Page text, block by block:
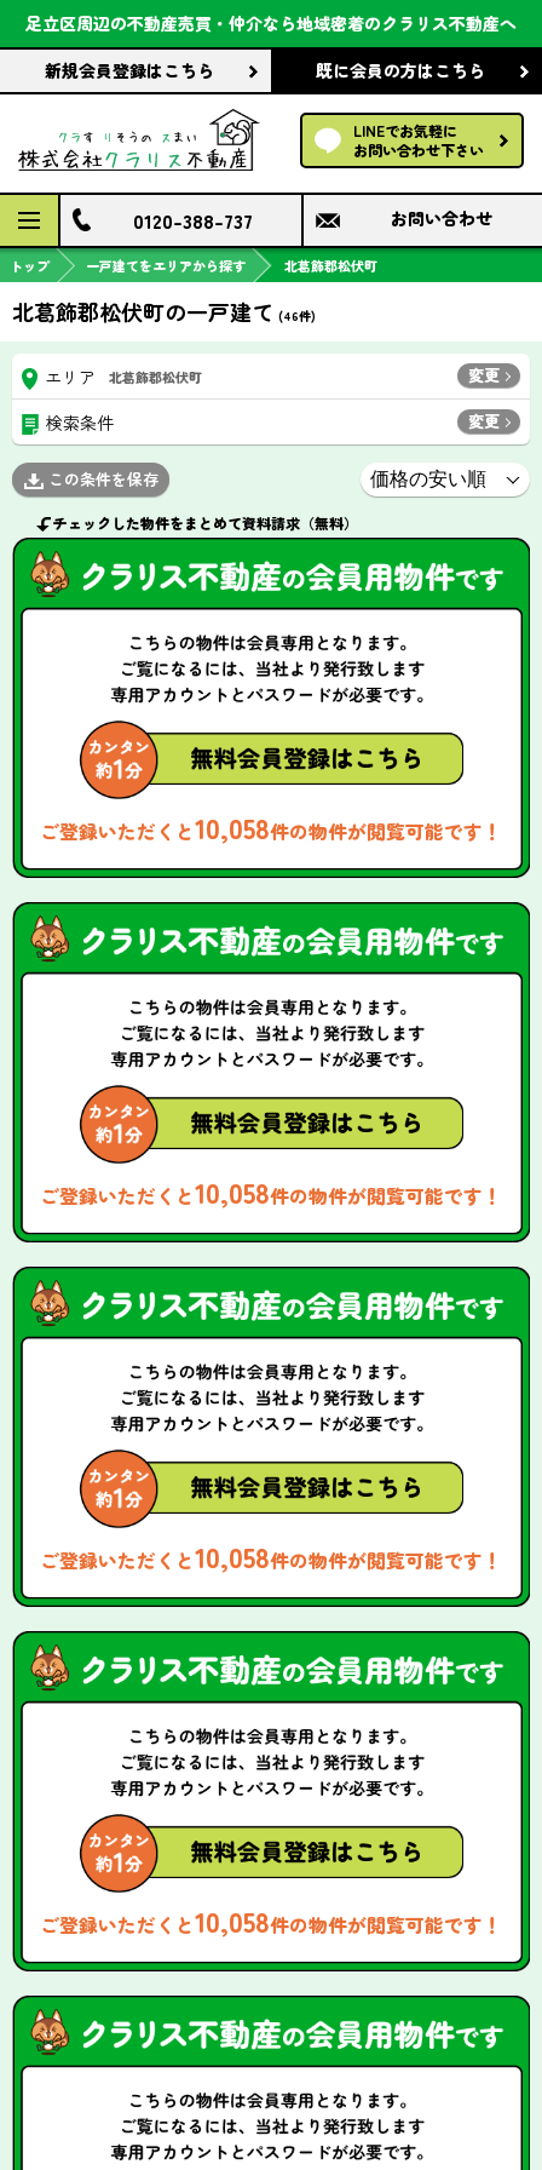
足立区周辺の不動産売買・仲介なら地域密着のクラリス不動産へ
新規会員登録はこちら 既に会員の方はこちら
LINEでお気軽に
お問い合わせ下さい
会社案内
前回の履歴で探す
保存した条件で探す
検討中の物件
0120-388-737 お問い合わせ
トップ 一戸建てをエリアから探す 北葛飾郡松伏町
北葛飾郡松伏町の一戸建て (46件)
エリア 北葛飾郡松伏町 変更
検索条件 変更
この条件を保存
チェックした物件をまとめて資料請求（無料）
ご登録いただくと10,058件の物件が閲覧可能です！
ご登録いただくと10,058件の物件が閲覧可能です！
ご登録いただくと10,058件の物件が閲覧可能です！
ご登録いただくと10,058件の物件が閲覧可能です！